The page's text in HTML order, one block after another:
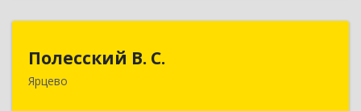
Полесский В. С.
Ярцево